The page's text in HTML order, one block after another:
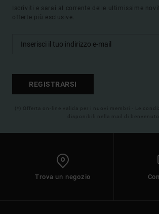
Iscriviti e sarai al corrente delle ultimissime
offerte più esclusive.
REGISTRARSI
(*) Offerta on-line valida per i nuovi membri - Le
disponibili nella mail di benvenuto
Trova un negozio